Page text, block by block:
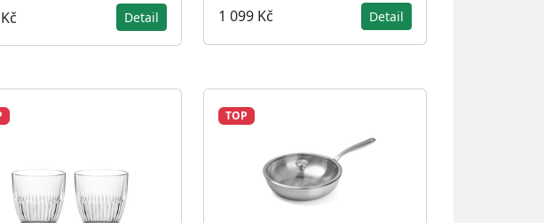
Detail 1 099 Kč Detail
TOP